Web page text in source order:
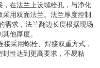
在法兰上设螺栓孔，与净化
用双面法兰。法兰厚度控制
需求，法兰翻边长度根据现场
他厚度。
采用螺栓、焊接双重方式，
性达到更高要求，不易粘